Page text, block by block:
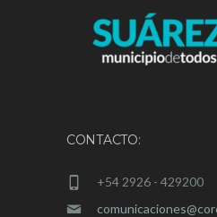
CONTACTO:
+54 2926 - 429200